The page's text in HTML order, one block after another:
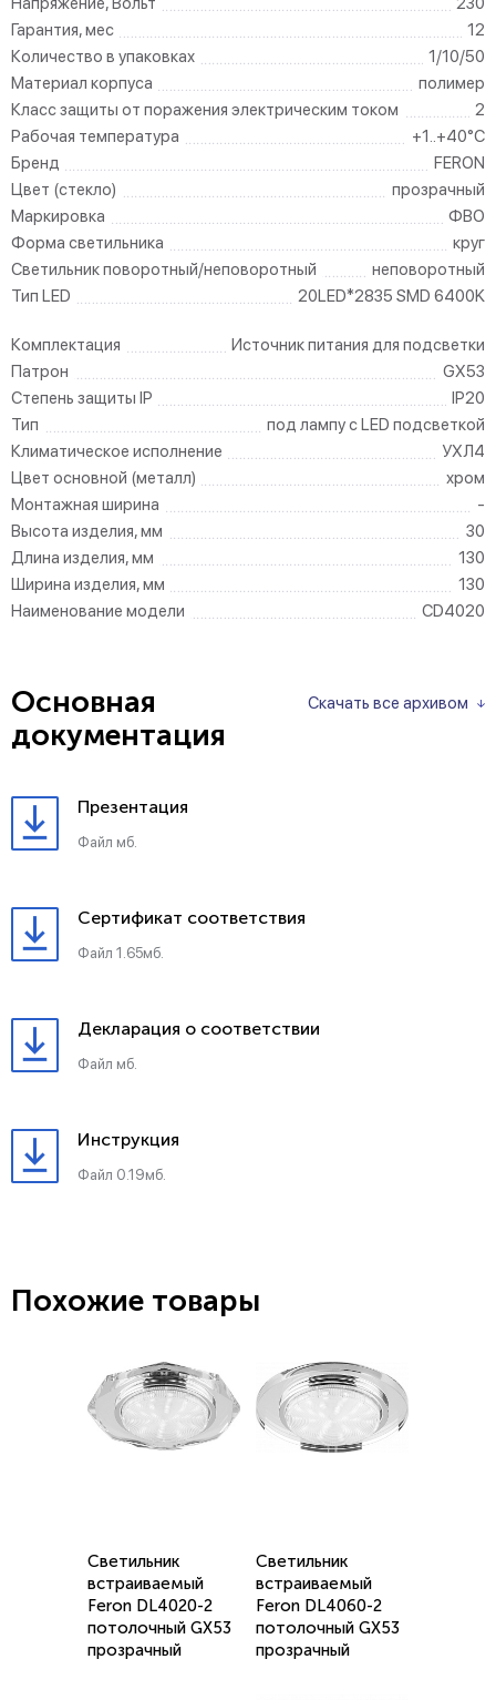
Гарантия, мес
12
Количество в упаковках
1/10/50
Материал корпуса
полимер
Класс защиты от поражения электрическим током
2
Рабочая температура
+1..+40°C
Бренд
FERON
Цвет (стекло)
прозрачный
Маркировка
ФВО
Форма светильника
круг
Светильник поворотный/неповоротный
неповоротный
Тип LED
20LED*2835 SMD 6400K
Комплектация
Источник питания для подсветки
Патрон
GX53
Степень защиты IP
IP20
Тип
под лампу с LED подсветкой
Климатическое исполнение
УХЛ4
Цвет основной (металл)
хром
Монтажная ширина
-
Высота изделия, мм
30
Длина изделия, мм
130
Ширина изделия, мм
130
Наименование модели
CD4020
Скачать все архивом
Основная
документация
Презентация
Файл мб.
Сертификат соответствия
Файл 1.65мб.
Декларация о соответствии
Файл мб.
Инструкция
Файл 0.19мб.
Похожие товары
Светильник
встраиваемый
Feron DL4020-2
потолочный GX53
прозрачный
Светильник
встраиваемый
Feron DL4060-2
потолочный GX53
прозрачный